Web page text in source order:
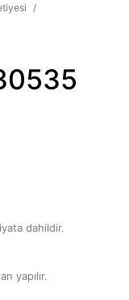
dahildir.
yapılır.